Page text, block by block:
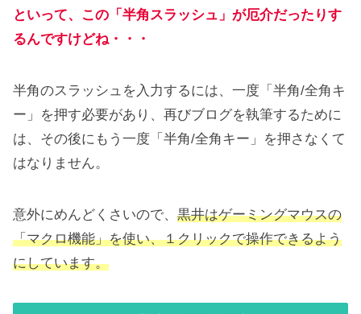
といって、この「半角スラッシュ」が厄介だったりす
るんですけどね・・・
半角のスラッシュを入力するには、一度「半角/全角キ
ー」を押す必要があり、再びブログを執筆するために
は、その後にもう一度「半角/全角キー」を押さなくて
はなりません。
意外にめんどくさいので、 黒井はゲーミングマウスの
「マクロ機能」を使い、１クリックで操作できるよう
にしています。